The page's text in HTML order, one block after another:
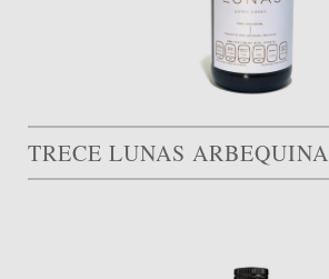
TRECE LUNAS ARBEQUINA